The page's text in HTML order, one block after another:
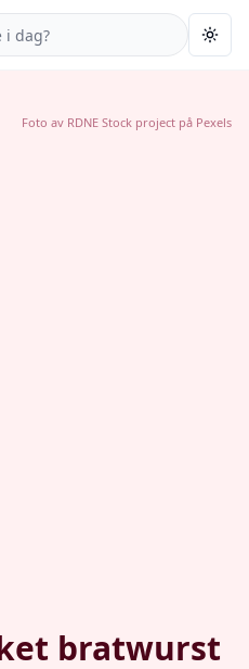
bratwurst
Foto av RDNE Stock project på Pexels